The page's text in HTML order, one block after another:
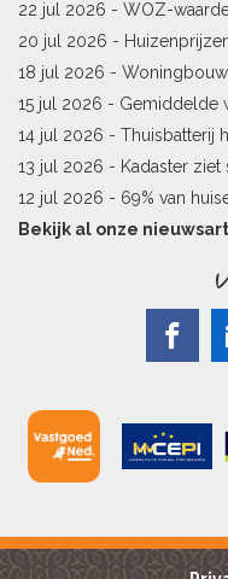
sneller meer waard
22 jul 2026 - WOZ-
Limburg en Pekela
20 jul 2026 -
woningverkopen
18 jul 2026 -
vergunningen
15 jul 2026 - Gemiddelde
14 jul 2026 - Thuisbatterij
energielabel
13 jul 2026 - Kadaster ziet
kopers
12 jul 2026 - 69% van
hypotheekaflossing
Bekijk al onze